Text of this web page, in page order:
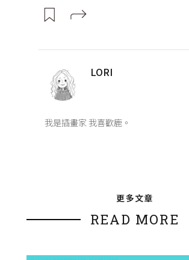
LORI
我是插畫家 我喜歡鹿。
更多文章
READ MORE